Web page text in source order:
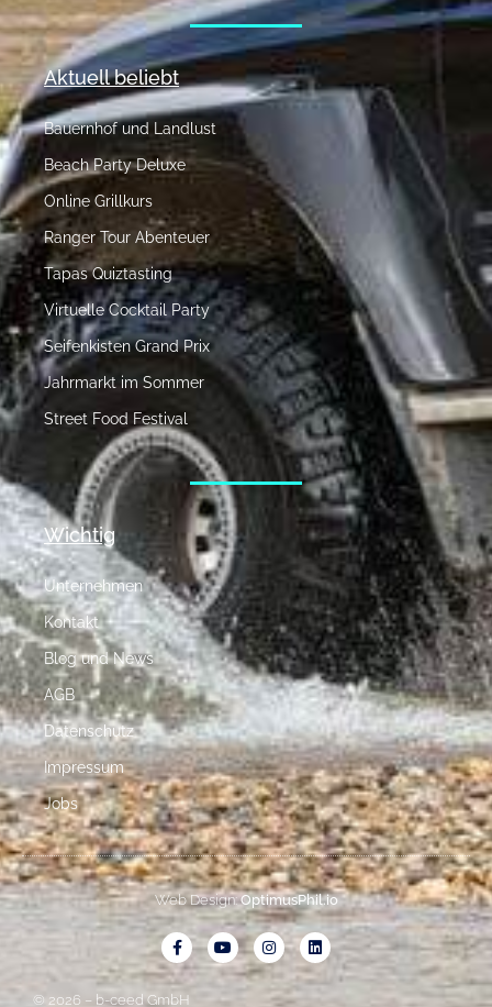
Aktuell beliebt
Bauernhof und Landlust
Beach Party Deluxe
Online Grillkurs
Ranger Tour Abenteuer
Tapas Quiztasting
Virtuelle Cocktail Party
Seifenkisten Grand Prix
Jahrmarkt im Sommer
Street Food Festival
Wichtig
Unternehmen
Kontakt
Blog und News
AGB
Datenschutz
Impressum
Jobs
© 2026 – b-ceed GmbH
Web Design:OptimusPhil.io